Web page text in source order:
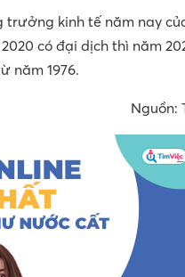
kinh tế năm nay
có đại dịch thì năm
năm 1976.
Nguồn: